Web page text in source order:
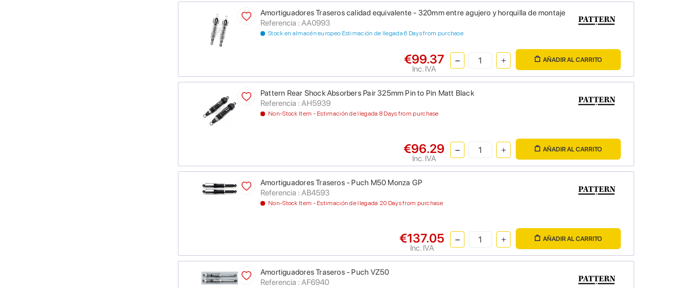
Amortiguadores Traseros calidad equivalente - 320mm entre agujero y horquilla de montaje
Referencia : AA0993
Stock en almacén europeo Estimación de llegada 6 Days from purchase
€99.37
Inc. IVA
AÑADIR AL CARRITO
Pattern Rear Shock Absorbers Pair 325mm Pin to Pin Matt Black
Referencia : AH5939
Non-Stock Item - Estimación de llegada 8 Days from purchase
€96.29
Inc. IVA
AÑADIR AL CARRITO
Amortiguadores Traseros - Puch M50 Monza GP
Referencia : AB4593
Non-Stock Item - Estimación de llegada 20 Days from purchase
€137.05
Inc. IVA
AÑADIR AL CARRITO
Amortiguadores Traseros - Puch VZ50
Referencia : AF6940